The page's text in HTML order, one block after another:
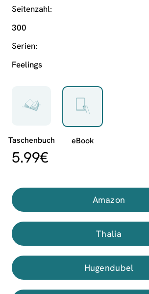
Seitenzahl
300
Serien
Feelings
5.99€
Amazon
Thalia
Hugendubel